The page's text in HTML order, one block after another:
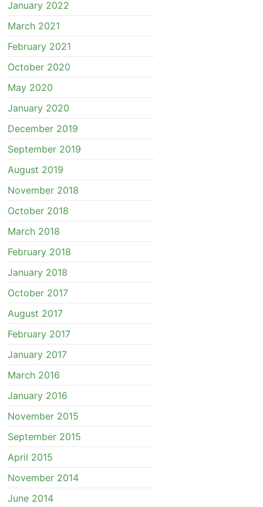
January 2022
March 2021
February 2021
October 2020
May 2020
January 2020
December 2019
September 2019
August 2019
November 2018
October 2018
March 2018
February 2018
January 2018
October 2017
August 2017
February 2017
January 2017
March 2016
January 2016
November 2015
September 2015
April 2015
November 2014
June 2014